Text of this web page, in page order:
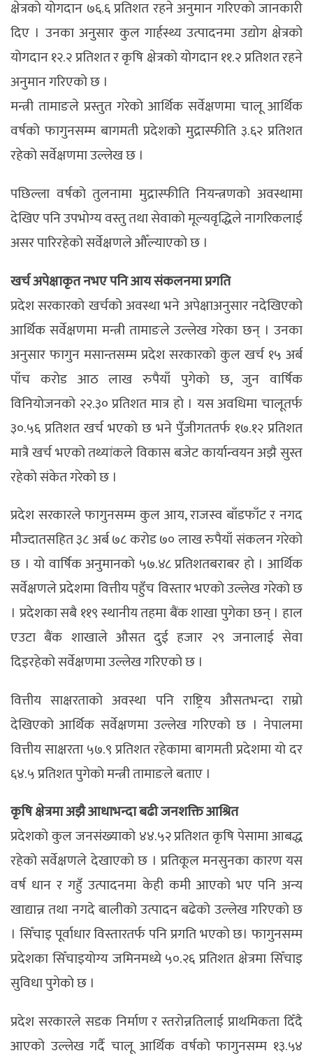
क्षेत्रको योगदान ७६.६ प्रतिशत रहने अनुमान गरिएको जानकारी
दिए । उनका अनुसार कुल गार्हस्थ्य उत्पादनमा उद्योग क्षेत्रको
योगदान १२.२ प्रतिशत र कृषि क्षेत्रको योगदान ११.२ प्रतिशत रहने
अनुमान गरिएको छ ।
मन्त्री तामाङले प्रस्तुत गरेको आर्थिक सर्वेक्षणमा चालू आर्थिक
वर्षको फागुनसम्म बागमती प्रदेशको मुद्रास्फीति ३.६२ प्रतिशत
रहेको सर्वेक्षणमा उल्लेख छ ।
पछिल्ला वर्षको तुलनामा मुद्रास्फीति नियन्त्रणको अवस्थामा
देखिए पनि उपभोग्य वस्तु तथा सेवाको मूल्यवृद्धिले नागरिकलाई
असर पारिरहेको सर्वेक्षणले औँल्याएको छ ।
खर्च अपेक्षाकृत नभए पनि आय संकलनमा प्रगति
प्रदेश सरकारको खर्चको अवस्था भने अपेक्षाअनुसार नदेखिएको
आर्थिक सर्वेक्षणमा मन्त्री तामाङले उल्लेख गरेका छन् । उनका
अनुसार फागुन मसान्तसम्म प्रदेश सरकारको कुल खर्च १५ अर्ब
पाँच करोड आठ लाख रुपैयाँ पुगेको छ, जुन वार्षिक
विनियोजनको २२.३० प्रतिशत मात्र हो । यस अवधिमा चालूतर्फ
३०.५६ प्रतिशत खर्च भएको छ भने पुँजीगततर्फ १७.१२ प्रतिशत
मात्रै खर्च भएको तथ्यांकले विकास बजेट कार्यान्वयन अझै सुस्त
रहेको संकेत गरेको छ ।
प्रदेश सरकारले फागुनसम्म कुल आय, राजस्व बाँडफाँट र नगद
मौज्दातसहित ३८ अर्ब ७८ करोड ७० लाख रुपैयाँ संकलन गरेको
छ । यो वार्षिक अनुमानको ५७.४८ प्रतिशतबराबर हो । आर्थिक
सर्वेक्षणले प्रदेशमा वित्तीय पहुँच विस्तार भएको उल्लेख गरेको छ
। प्रदेशका सबै ११९ स्थानीय तहमा बैंक शाखा पुगेका छन् । हाल
एउटा बैंक शाखाले औसत दुई हजार २९ जनालाई सेवा
दिइरहेको सर्वेक्षणमा उल्लेख गरिएको छ ।
वित्तीय साक्षरताको अवस्था पनि राष्ट्रिय औसतभन्दा राम्रो
देखिएको आर्थिक सर्वेक्षणमा उल्लेख गरिएको छ । नेपालमा
वित्तीय साक्षरता ५७.९ प्रतिशत रहेकामा बागमती प्रदेशमा यो दर
६४.५ प्रतिशत पुगेको मन्त्री तामाङले बताए ।
कृषि क्षेत्रमा अझै आधाभन्दा बढी जनशक्ति आश्रित
प्रदेशको कुल जनसंख्याको ४४.५२ प्रतिशत कृषि पेसामा आबद्ध
रहेको सर्वेक्षणले देखाएको छ । प्रतिकूल मनसुनका कारण यस
वर्ष धान र गहुँ उत्पादनमा केही कमी आएको भए पनि अन्य
खाद्यान्न तथा नगदे बालीको उत्पादन बढेको उल्लेख गरिएको छ
। सिँचाइ पूर्वाधार विस्तारतर्फ पनि प्रगति भएको छ। फागुनसम्म
प्रदेशका सिँचाइयोग्य जमिनमध्ये ५०.२६ प्रतिशत क्षेत्रमा सिँचाइ
सुविधा पुगेको छ ।
प्रदेश सरकारले सडक निर्माण र स्तरोन्नतिलाई प्राथमिकता दिँदै
आएको उल्लेख गर्दै चालू आर्थिक वर्षको फागुनसम्म १३.५४